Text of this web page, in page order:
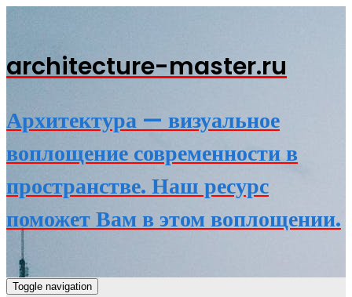
architecture-master.ru
Архитектура — визуальное
воплощение современности в
пространстве. Наш ресурс
поможет Вам в этом воплощении.
Toggle navigation